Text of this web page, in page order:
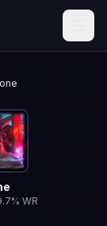
% WR